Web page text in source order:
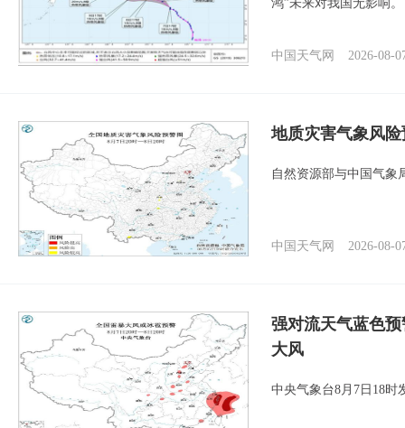
鸿”未来对我国无影响。
中国天气网 2026-08-
地质灾害气象风
自然资源部与中国气象
中国天气网 2026-08-
强对流天气蓝色
大风
中央气象台8月7日18时